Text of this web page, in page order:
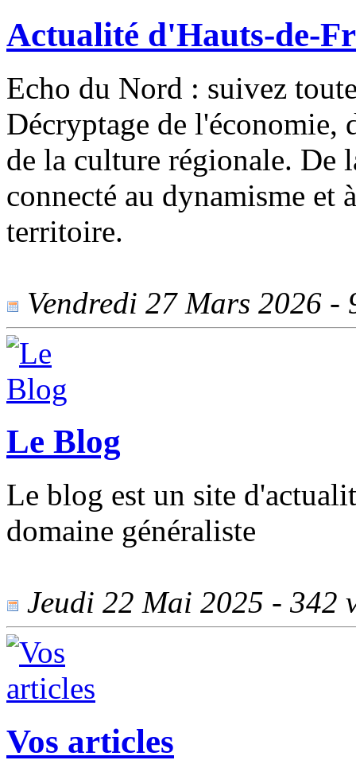
Actualité d'Hauts-de-
Echo du Nord : suivez
Décryptage de l'économie,
de la culture régionale. De
connecté au dynamisme et
territoire.
Vendredi 27 Mars 2026 -
Le Blog
Le blog est un site
domaine généraliste
Jeudi 22 Mai 2025 - 342
Vos articles